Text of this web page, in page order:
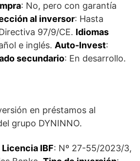
: No, pero con garantía
al inversor: Hasta
97/9/CE. Idiomas
e inglés. Auto-Invest:
secundario: En desarrollo.
en préstamos al
grupo DYNINNO.
Licencia IBF: Nº 27-55/2023/3,